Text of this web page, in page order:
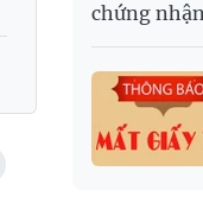
chứng